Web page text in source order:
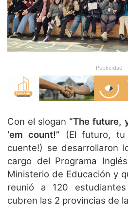
Publicidad
Con el slogan “The future,
‘em count!” (El futuro, tu
cuente!) se desarrollaron
cargo del Programa
Ministerio de Educación y
reunió a 120
cubren las 2 provincias de